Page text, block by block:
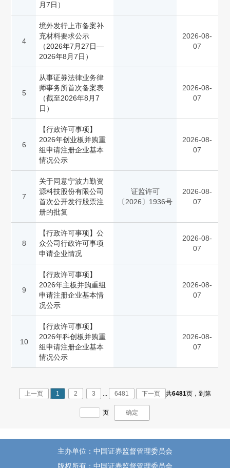
月7日）
4
境外发行上市备案补
充材料要求公示
（2026年7月27日—
2026年8月7日）
2026-08-
07
5
从事证券法律业务律
师事务所首次备案表
（截至2026年8月7
日）
2026-08-
07
6
【行政许可事项】
2026年创业板并购重
组申请注册企业基本
情况公示
2026-08-
07
7
关于同意宁波力勤资
源科技股份有限公司
首次公开发行股票注
册的批复
证监许可
〔2026〕1936号
2026-08-
07
8
【行政许可事项】公
众公司行政许可事项
申请企业情况
2026-08-
07
9
【行政许可事项】
2026年主板并购重组
申请注册企业基本情
况公示
2026-08-
07
10
【行政许可事项】
2026年科创板并购重
组申请注册企业基本
情况公示
2026-08-
07
上一页 1 2 3 ... 6481 下一页 共6481页， 到第
页 确定
主办单位：中国证券监督管理委员会
版权所有：中国证券监督管理委员会